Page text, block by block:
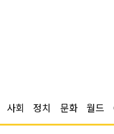
사회 정치 문화 월드